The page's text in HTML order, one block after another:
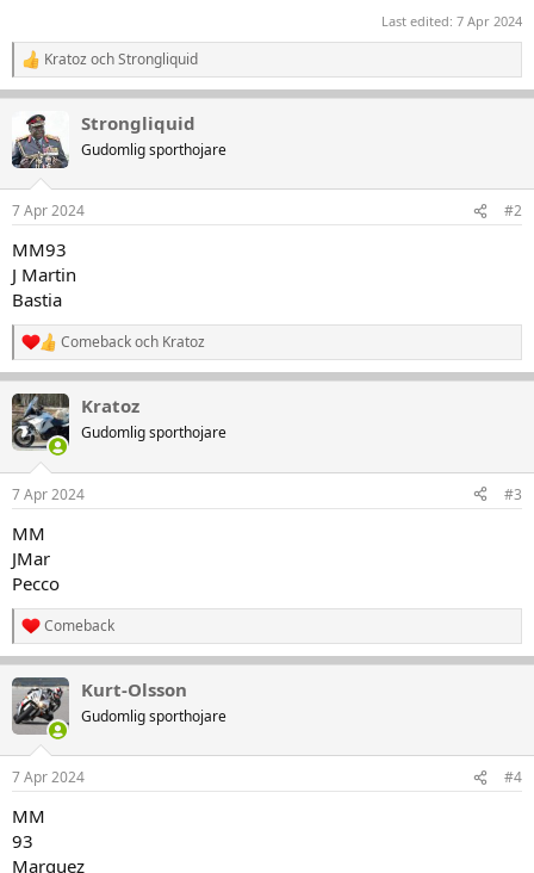
Last edited: 7 Apr 2024
R
e
a
k
t
i
n
e
:
Kratoz ochStrongliquid
Strongliquid
Gudomlig sporthojare
7 Apr 2024 #2
MM93
J Martin
Bastia
R
e
k
t
i
e
:
Comebackoch Kratoz
Kratoz
Gudomlig sporthojare
7 Apr 2024 #3
MM
JMar
Pecco
R
e
a
k
t
i
n
e
:
Comeback
Kurt-Olsson
Gudomlig sporthojare
7 Apr 2024 #4
MM
93
Marquez